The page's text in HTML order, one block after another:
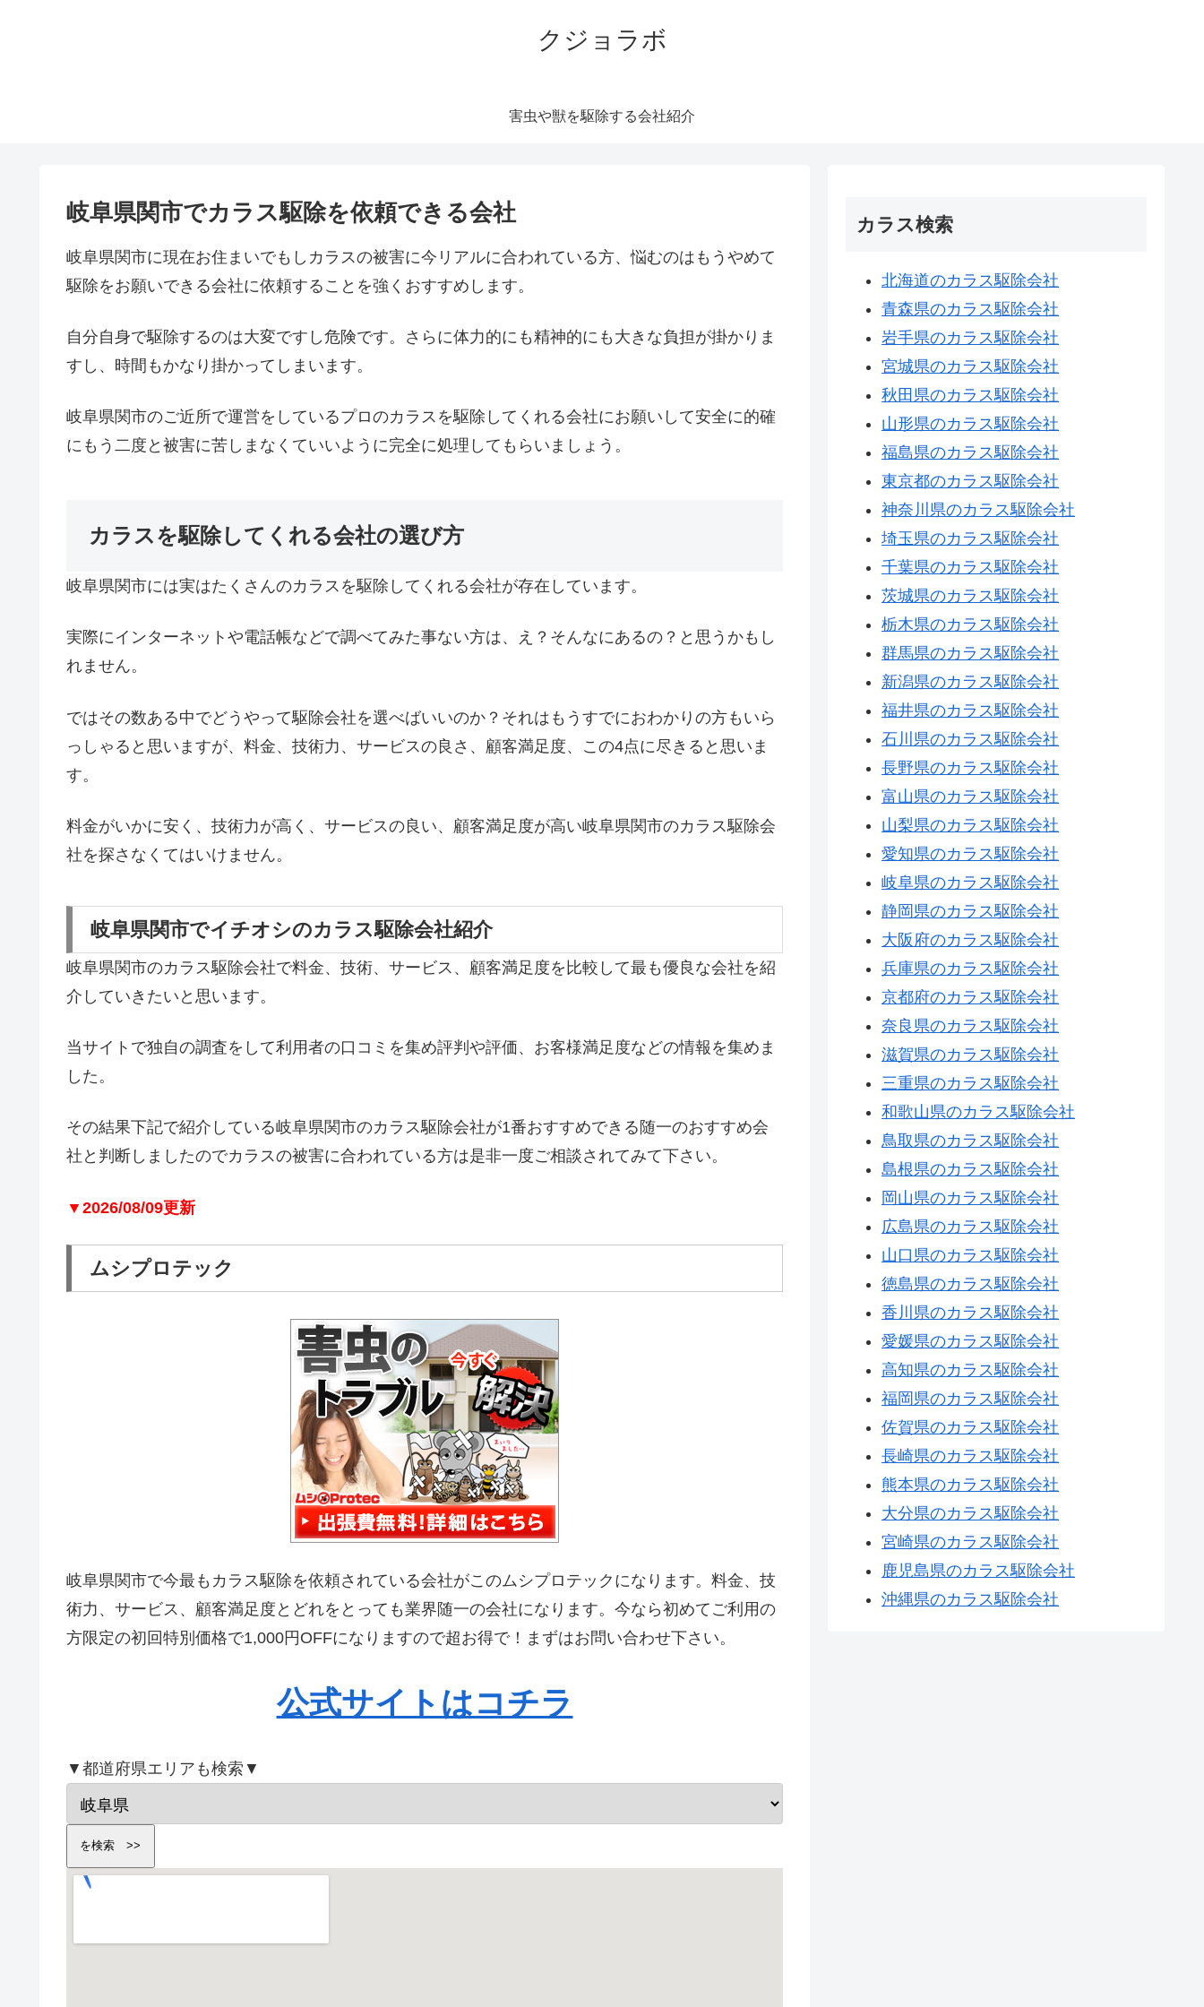
クジョラボ
害虫や獣を駆除する会社紹介
岐阜県関市でカラス駆除を依頼できる会社
岐阜県関市に現在お住まいでもしカラスの被害に今リアルに合われている方、悩むのはもうやめて
駆除をお願いできる会社に依頼することを強くおすすめします。
自分自身で駆除するのは大変ですし危険です。さらに体力的にも精神的にも大きな負担が掛かりま
すし、時間もかなり掛かってしまいます。
岐阜県関市のご近所で運営をしているプロのカラスを駆除してくれる会社にお願いして安全に的確
にもう二度と被害に苦しまなくていいように完全に処理してもらいましょう。
カラスを駆除してくれる会社の選び方
岐阜県関市には実はたくさんのカラスを駆除してくれる会社が存在しています。
実際にインターネットや電話帳などで調べてみた事ない方は、え？そんなにあるの？と思うかもし
れません。
ではその数ある中でどうやって駆除会社を選べばいいのか？それはもうすでにおわかりの方もいら
っしゃると思いますが、料金、技術力、サービスの良さ、顧客満足度、この4点に尽きると思いま
す。
料金がいかに安く、技術力が高く、サービスの良い、顧客満足度が高い岐阜県関市のカラス駆除会
社を探さなくてはいけません。
岐阜県関市でイチオシのカラス駆除会社紹介
岐阜県関市のカラス駆除会社で料金、技術、サービス、顧客満足度を比較して最も優良な会社を紹
介していきたいと思います。
当サイトで独自の調査をして利用者の口コミを集め評判や評価、お客様満足度などの情報を集めま
した。
その結果下記で紹介している岐阜県関市のカラス駆除会社が1番おすすめできる随一のおすすめ会
社と判断しましたのでカラスの被害に合われている方は是非一度ご相談されてみて下さい。
▼2026/08/09更新
ムシプロテック
岐阜県関市で今最もカラス駆除を依頼されている会社がこのムシプロテックになります。料金、技
術力、サービス、顧客満足度とどれをとっても業界随一の会社になります。今なら初めてご利用の
方限定の初回特別価格で1,000円OFFになりますので超お得で！まずはお問い合わせ下さい。
公式サイトはコチラ
▼都道府県エリアも検索▼
カラス検索
北海道のカラス駆除会社
青森県のカラス駆除会社
岩手県のカラス駆除会社
宮城県のカラス駆除会社
秋田県のカラス駆除会社
山形県のカラス駆除会社
福島県のカラス駆除会社
東京都のカラス駆除会社
神奈川県のカラス駆除会社
埼玉県のカラス駆除会社
千葉県のカラス駆除会社
茨城県のカラス駆除会社
栃木県のカラス駆除会社
群馬県のカラス駆除会社
新潟県のカラス駆除会社
福井県のカラス駆除会社
石川県のカラス駆除会社
長野県のカラス駆除会社
富山県のカラス駆除会社
山梨県のカラス駆除会社
愛知県のカラス駆除会社
岐阜県のカラス駆除会社
静岡県のカラス駆除会社
大阪府のカラス駆除会社
兵庫県のカラス駆除会社
京都府のカラス駆除会社
奈良県のカラス駆除会社
滋賀県のカラス駆除会社
三重県のカラス駆除会社
和歌山県のカラス駆除会社
鳥取県のカラス駆除会社
島根県のカラス駆除会社
岡山県のカラス駆除会社
広島県のカラス駆除会社
山口県のカラス駆除会社
徳島県のカラス駆除会社
香川県のカラス駆除会社
愛媛県のカラス駆除会社
高知県のカラス駆除会社
福岡県のカラス駆除会社
佐賀県のカラス駆除会社
長崎県のカラス駆除会社
熊本県のカラス駆除会社
大分県のカラス駆除会社
宮崎県のカラス駆除会社
鹿児島県のカラス駆除会社
沖縄県のカラス駆除会社